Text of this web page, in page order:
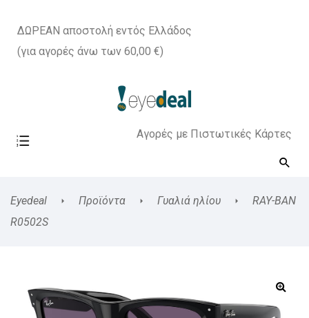
ΔΩΡΕΑΝ αποστολή εντός Ελλάδος
(για αγορές άνω των 60,00 €)
Αγορές με Πιστωτικές Κάρτες
Eyedeal Προϊόντα Γυαλιά ηλίου
RAY-BAN
R0502S